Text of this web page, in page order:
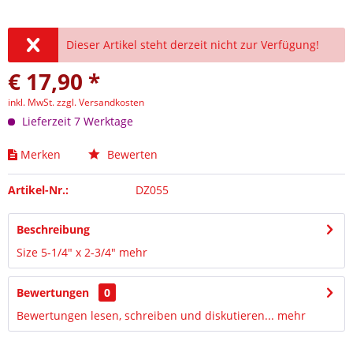
Dieser Artikel steht derzeit nicht zur Verfügung!
€ 17,90 *
inkl. MwSt.zzgl. Versandkosten
Lieferzeit 7 Werktage
Merken Bewerten
Artikel-Nr.: DZ055
Beschreibung
Size 5-1/4" x 2-3/4" mehr
Bewertungen
0
Bewertungen lesen, schreiben und diskutieren... mehr